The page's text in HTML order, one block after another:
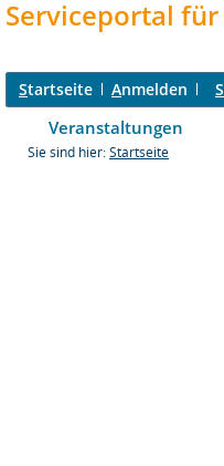
Serviceportal
Startseite Anmelden
Veranstaltungen
Sie sind hier: Startseite